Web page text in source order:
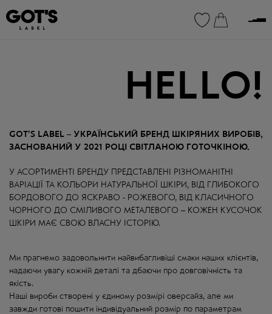
HELLO!
GOT'S LABEL – УКРАЇНСЬКИЙ БРЕНД ШКIРЯНИХ ВИРОБIВ,
ЗАСНОВАНИЙ У 2021 РОЦI СВIТЛАНОЮ ГОТОЧКIНОЮ.
У АСОРТИМЕНТІ БРЕНДУ ПРЕДСТАВЛЕНІ РІЗНОМАНІТНІ
ВАРІАЦІЇ ТА КОЛЬОРИ НАТУРАЛЬНОЇ ШКІРИ, ВІД ГЛИБОКОГО
БОРДОВОГО ДО ЯСКРАВО - РОЖЕВОГО, ВІД КЛАСИЧНОГО
ЧОРНОГО ДО СМІЛИВОГО МЕТАЛЕВОГО – КОЖЕН КУСОЧОК
ШКІРИ МАЄ СВОЮ ВЛАСНУ ІСТОРІЮ.
Ми прагнемо задовольнити найвибагливіші смаки наших клієнтів,
надаючи увагу кожній деталі та дбаючи про довговічність та
якість.
Наші вироби створені у єдиному розмірі оверсайз, але ми
завжди готові пошити індивідуальний розмір по параметрам